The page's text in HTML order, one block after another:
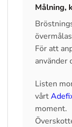
Målning,
För att
använder
Listen
vårt
moment.